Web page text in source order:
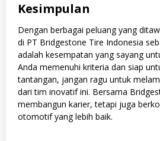
Kesimpulan
Dengan berbagai peluang yang
di PT Bridgestone Tire Indonesia
adalah kesempatan yang sayang
Anda memenuhi kriteria dan siap
tantangan, jangan ragu untuk
dari tim inovatif ini. Bersama
membangun karier, tetapi juga
otomotif yang lebih baik.